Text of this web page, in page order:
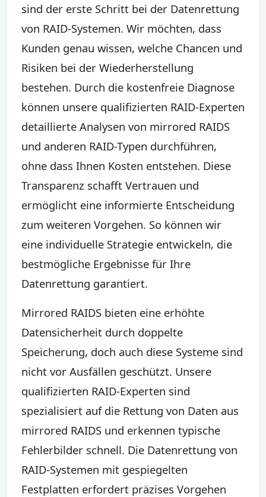
sind der erste Schritt bei der Datenrettung
von RAID-Systemen. Wir möchten, dass
Kunden genau wissen, welche Chancen und
Risiken bei der Wiederherstellung
bestehen. Durch die kostenfreie Diagnose
können unsere qualifizierten RAID-Experten
detaillierte Analysen von mirrored RAIDS
und anderen RAID-Typen durchführen,
ohne dass Ihnen Kosten entstehen. Diese
Transparenz schafft Vertrauen und
ermöglicht eine informierte Entscheidung
zum weiteren Vorgehen. So können wir
eine individuelle Strategie entwickeln, die
bestmögliche Ergebnisse für Ihre
Datenrettung garantiert.
Mirrored RAIDS bieten eine erhöhte
Datensicherheit durch doppelte
Speicherung, doch auch diese Systeme sind
nicht vor Ausfällen geschützt. Unsere
qualifizierten RAID-Experten sind
spezialisiert auf die Rettung von Daten aus
mirrored RAIDS und erkennen typische
Fehlerbilder schnell. Die Datenrettung von
RAID-Systemen mit gespiegelten
Festplatten erfordert präzises Vorgehen